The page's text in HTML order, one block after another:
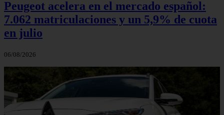
Peugeot acelera en el mercado español:
7.062 matriculaciones y un 5,9% de cuota
en julio
06/08/2026